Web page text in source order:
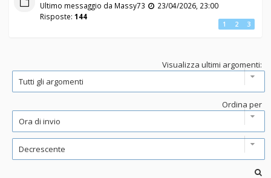
Ultimo messaggio da Massy73
23/04/2026, 23:00
Risposte: 144
1 2 3
Visualizza ultimi argomenti:
Ordina per